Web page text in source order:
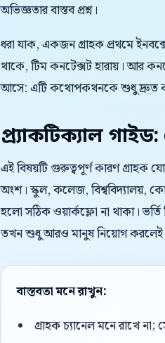
অভিজ্ঞতার বাস্তব প্রশ্ন।
ধরা যাক, একজন গ্রাহক প্রথমে
থাকে, টিম কনটেক্সট হারায়। আর
আসে: এটি কথোপকথনকে শুধু দ্রুত
প্র্যাকটিক্যাল
এই বিষয়টি গুরুত্বপূর্ণ কারণ গ্রাহক
অংশ। স্কুল, কলেজ, বিশ্ববিদ্যালয়,
হলো সঠিক ওয়ার্কফ্লো না থাকা।
তখন শুধু আরও মানুষ নিয়োগ করলেই
বাস্তবতা মনে রাখুন:
গ্রাহক চ্যানেল মনে রাখে না;